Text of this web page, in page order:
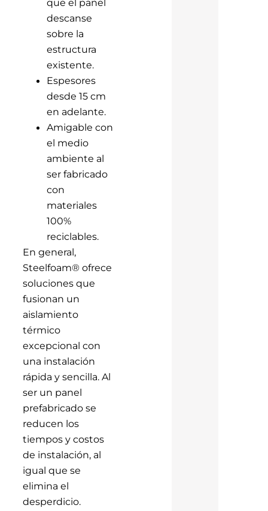
que el panel
descanse
sobre la
estructura
existente.
Espesores
desde 15 cm
en adelante.
Amigable con
el medio
ambiente al
ser fabricado
con
materiales
100%
reciclables.
En general,
Steelfoam® ofrece
soluciones que
fusionan un
aislamiento
térmico
excepcional con
una instalación
rápida y sencilla. Al
ser un panel
prefabricado se
reducen los
tiempos y costos
de instalación, al
igual que se
elimina el
desperdicio.